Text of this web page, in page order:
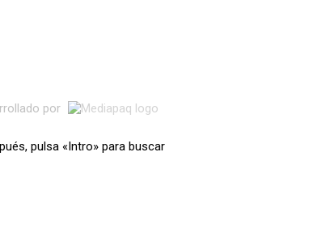
por
pulsa «Intro» para buscar